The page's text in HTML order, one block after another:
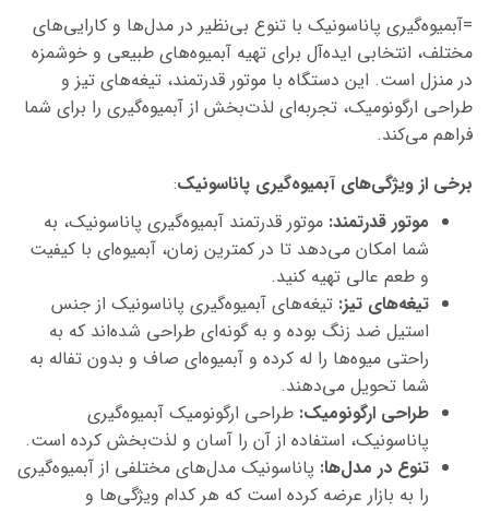
=آبمیوه‌گیری پاناسونیک با تنوع بی‌نظیر در مدل‌ها و کارایی‌های
مختلف، انتخابی ایده‌آل برای تهیه آبمیوه‌های طبیعی و خوشمزه
در منزل است. این دستگاه با موتور قدرتمند، تیغه‌های تیز و
طراحی ارگونومیک، تجربه‌ای لذت‌بخش از آبمیوه‌گیری را برای شما
فراهم می‌کند.
برخی از ویژگی‌های آبمیوه‌گیری پاناسونیک:
موتور قدرتمند: موتور قدرتمند آبمیوه‌گیری پاناسونیک، به
شما امکان می‌دهد تا در کمترین زمان، آبمیوه‌ای با کیفیت
و طعم عالی تهیه کنید.
تیغه‌های تیز: تیغه‌های آبمیوه‌گیری پاناسونیک از جنس
استیل ضد زنگ بوده و به گونه‌ای طراحی شده‌اند که به
راحتی میوه‌ها را له کرده و آبمیوه‌ای صاف و بدون تفاله به
شما تحویل می‌دهند.
طراحی ارگونومیک: طراحی ارگونومیک آبمیوه‌گیری
پاناسونیک، استفاده از آن را آسان و لذت‌بخش کرده است.
تنوع در مدل‌ها: پاناسونیک مدل‌های مختلفی از آبمیوه‌گیری
را به بازار عرضه کرده است که هر کدام ویژگی‌ها و